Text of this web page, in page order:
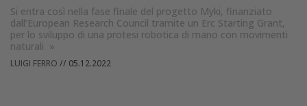
Si entra così nella fase finale del progetto Myki, finanziato
dall’European Research Council tramite un Erc Starting Grant,
per lo sviluppo di una protesi robotica di mano con movimenti
naturali »
LUIGI FERRO // 05.12.2022